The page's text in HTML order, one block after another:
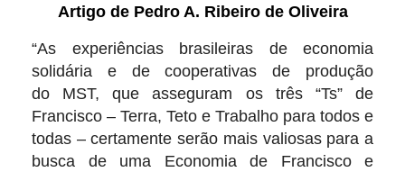
Artigo de Pedro A. Ribeiro de Oliveira
“As experiências brasileiras de economia
solidária e de cooperativas de produção
do MST, que asseguram os três “Ts” de
Francisco – Terra, Teto e Trabalho para todos e
todas – certamente serão mais valiosas para a
busca de uma Economia de Francisco e